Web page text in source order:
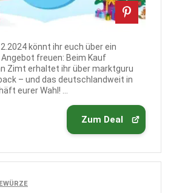
könnt ihr euch über ein
freuen: Beim Kauf
Zimt erhaltet ihr über marktguru
– und das deutschlandweit in
eurer Wahl! ...
Zum Deal